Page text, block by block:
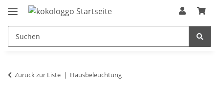
Zurück zur Liste Hausbeleuchtung